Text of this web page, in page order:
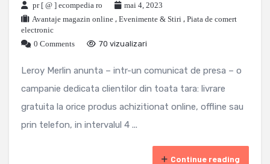
pr [ @ ] ecompedia ro
mai 4, 2023
Avantaje magazin online , Evenimente & Stiri , Piata de comert
electronic
0 Comments
70 vizualizari
Leroy Merlin anunta – intr-un comunicat de presa – o
campanie dedicata clientilor din toata tara: livrare
gratuita la orice produs achizitionat online, offline sau
prin telefon, in intervalul 4 ...
Continue reading